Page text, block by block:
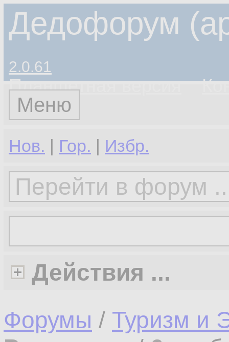
Дедофорум
2.0.61
Планшетная версия
Меню
Нов. | Гор. | Избр.
Действия ...
Форумы / Туризм и